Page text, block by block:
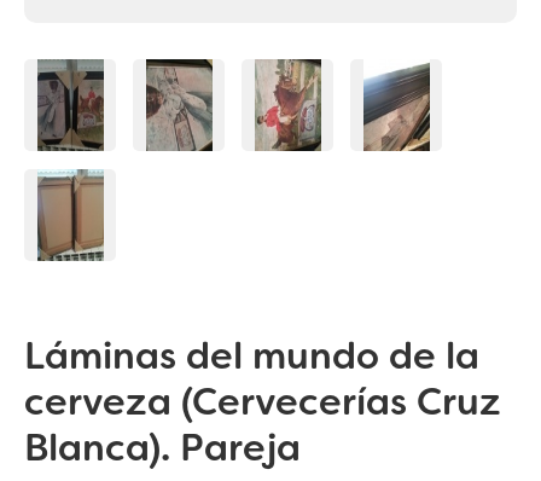
Láminas del mundo de la
cerveza (Cervecerías Cruz
Blanca). Pareja